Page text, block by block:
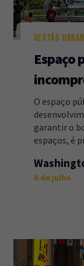
GESTÃO
Espaço
O espaço
garantir o
espaços, é
6 de julho